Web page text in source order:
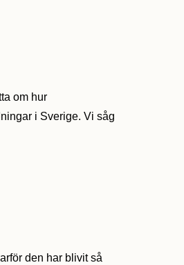
om hur
i Sverige. Vi såg
den har blivit så